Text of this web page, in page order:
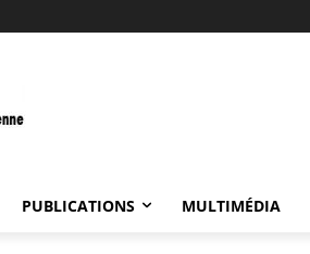
PUBLICATIONS MULTIMÉDIA